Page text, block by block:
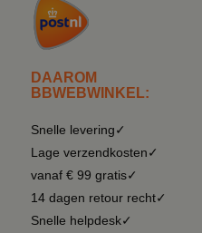
DAAROM
BBWEBWINKEL:
Snelle levering✓
Lage verzendkosten✓
vanaf € 99 gratis✓
14 dagen retour recht✓
Snelle helpdesk✓